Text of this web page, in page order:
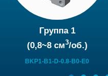
Группа 1
(0,8~8 см3/об.)
BKP1-B1-D-0.8-B0-E0